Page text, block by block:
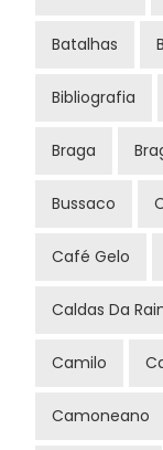
Batalhas
Bibliografia
Braga
Bussaco
Café Gelo
Caldas Da
Camilo
Camoneano